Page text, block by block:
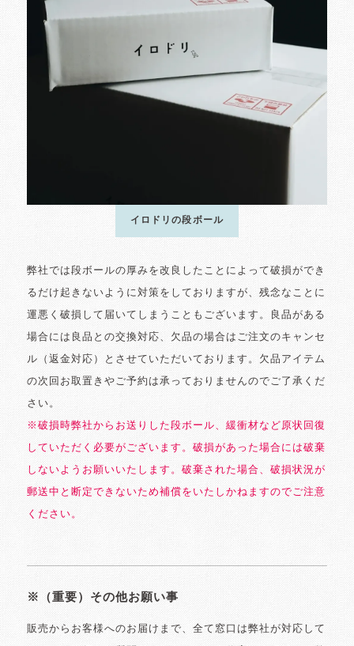
イロドリの段ボール
弊社では段ボールの厚みを改良したことによって破損ができ
るだけ起きないように対策をしておりますが、残念なことに
運悪く破損して届いてしまうこともございます。良品がある
場合には良品との交換対応、欠品の場合はご注文のキャンセ
ル（返金対応）とさせていただいております。欠品アイテム
の次回お取置きやご予約は承っておりませんのでご了承くだ
さい。
※破損時弊社からお送りした段ボール、緩衝材など原状回復
していただく必要がございます。破損があった場合には破棄
しないようお願いいたします。破棄された場合、破損状況が
郵送中と断定できないため補償をいたしかねますのでご注意
ください。
※（重要）その他お願い事
販売からお客様へのお届けまで、全て窓口は弊社が対応して